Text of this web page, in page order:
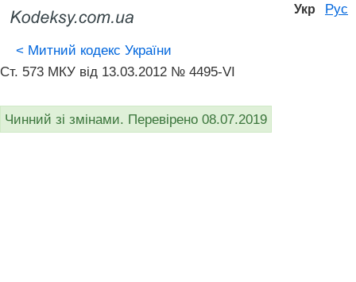
Укр Рус
< Митний кодекс України
Ст. 573 МКУ від 13.03.2012 № 4495-VI
Чинний зі змінами. Перевірено 08.07.2019